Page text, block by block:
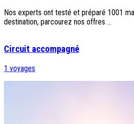
Nos experts ont testé et préparé 1001
destination, parcourez nos offres ...
Circuit accompagné
1 voyages